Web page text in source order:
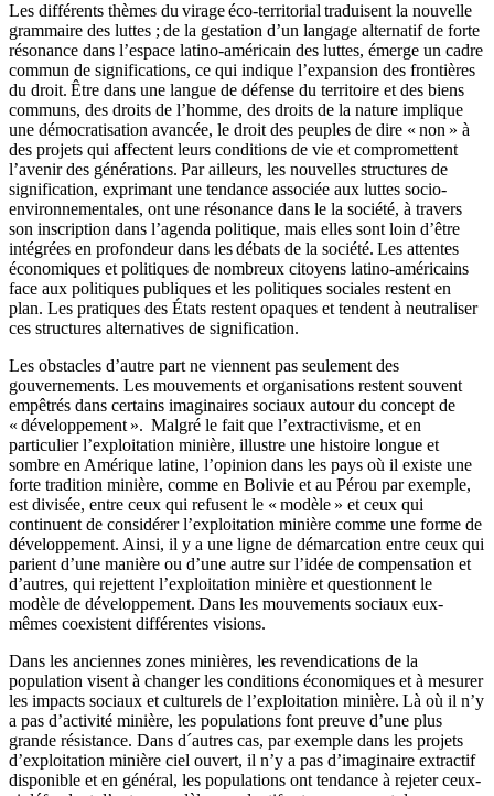
Les différents thèmes du virage éco-territorial traduisent la nouvelle
grammaire des luttes ; de la gestation d’un langage alternatif de forte
résonance dans l’espace latino-américain des luttes, émerge un cadre
commun de significations, ce qui indique l’expansion des frontières
du droit. Être dans une langue de défense du territoire et des biens
communs, des droits de l’homme, des droits de la nature implique
une démocratisation avancée, le droit des peuples de dire « non » à
des projets qui affectent leurs conditions de vie et compromettent
l’avenir des générations. Par ailleurs, les nouvelles structures de
signification, exprimant une tendance associée aux luttes socio-
environnementales, ont une résonance dans le la société, à travers
son inscription dans l’agenda politique, mais elles sont loin d’être
intégrées en profondeur dans les débats de la société. Les attentes
économiques et politiques de nombreux citoyens latino-américains
face aux politiques publiques et les politiques sociales restent en
plan. Les pratiques des États restent opaques et tendent à neutraliser
ces structures alternatives de signification.
Les obstacles d’autre part ne viennent pas seulement des
gouvernements. Les mouvements et organisations restent souvent
empêtrés dans certains imaginaires sociaux autour du concept de
« développement ». Malgré le fait que l’extractivisme, et en
particulier l’exploitation minière, illustre une histoire longue et
sombre en Amérique latine, l’opinion dans les pays où il existe une
forte tradition minière, comme en Bolivie et au Pérou par exemple,
est divisée, entre ceux qui refusent le « modèle » et ceux qui
continuent de considérer l’exploitation minière comme une forme de
développement. Ainsi, il y a une ligne de démarcation entre ceux qui
parient d’une manière ou d’une autre sur l’idée de compensation et
d’autres, qui rejettent l’exploitation minière et questionnent le
modèle de développement. Dans les mouvements sociaux eux-
mêmes coexistent différentes visions.
Dans les anciennes zones minières, les revendications de la
population visent à changer les conditions économiques et à mesurer
les impacts sociaux et culturels de l’exploitation minière. Là où il n’y
a pas d’activité minière, les populations font preuve d’une plus
grande résistance. Dans d´autres cas, par exemple dans les projets
d’exploitation minière ciel ouvert, il n’y a pas d’imaginaire extractif
disponible et en général, les populations ont tendance à rejeter ceux-